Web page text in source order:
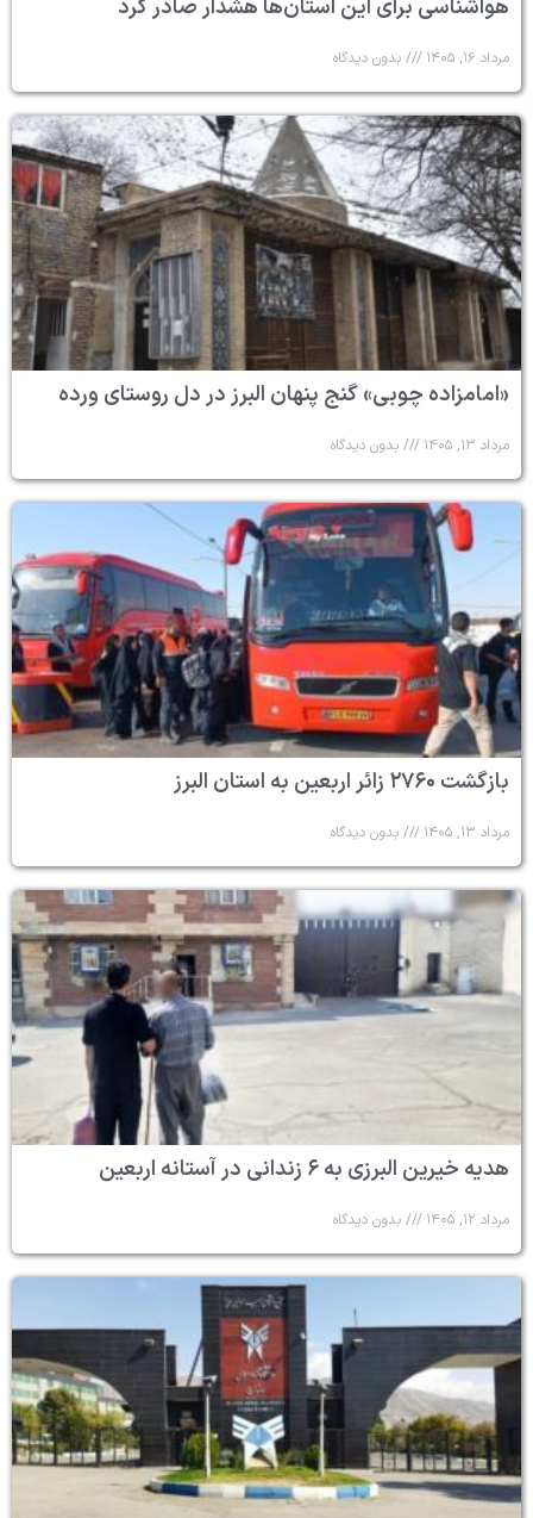
هواشناسی برای این استان‌ها هشدار صادر کرد
مرداد ۱۶, ۱۴۰۵ بدون دیدگاه
«امامزاده چوبی» گنج پنهان البرز در دل روستای ورده
مرداد ۱۳, ۱۴۰۵ بدون دیدگاه
بازگشت ۲۷۶۰ زائر اربعین به استان البرز
مرداد ۱۳, ۱۴۰۵ بدون دیدگاه
هدیه خیرین البرزی به ۶ زندانی در آستانه اربعین
مرداد ۱۲, ۱۴۰۵ بدون دیدگاه